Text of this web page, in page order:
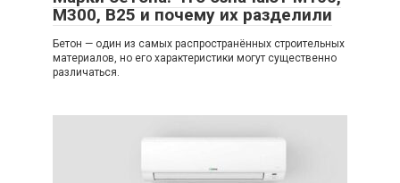
М300, B25 и почему их разделили
Бетон — один из самых распространённых строительных
материалов, но его характеристики могут существенно
различаться.